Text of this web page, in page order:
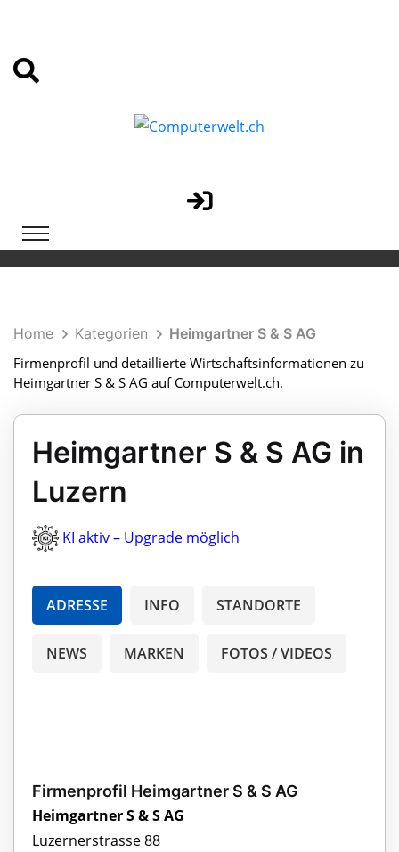
Home Kategorien
Heimgartner S & S AG
Firmenprofil und detaillierte Wirtschaftsinformationen zu
Heimgartner S & S AG auf Computerwelt.ch.
Heimgartner S & S AG in
Luzern
KI aktiv – Upgrade möglich
ADRESSE INFO STANDORTE
NEWS MARKEN FOTOS / VIDEOS
Firmenprofil Heimgartner S & S AG
Heimgartner S & S AG
Luzernerstrasse 88